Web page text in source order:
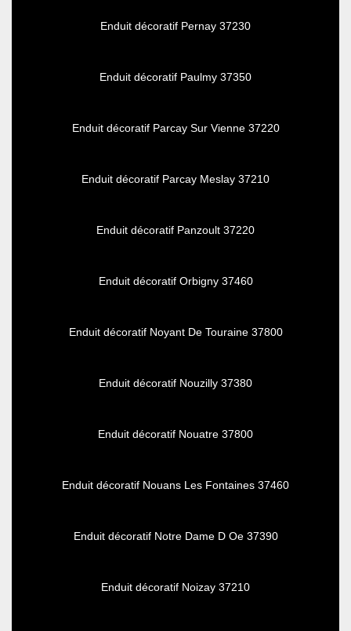
Enduit décoratif Pernay 37230
Enduit décoratif Paulmy 37350
Enduit décoratif Parcay Sur Vienne 37220
Enduit décoratif Parcay Meslay 37210
Enduit décoratif Panzoult 37220
Enduit décoratif Orbigny 37460
Enduit décoratif Noyant De Touraine 37800
Enduit décoratif Nouzilly 37380
Enduit décoratif Nouatre 37800
Enduit décoratif Nouans Les Fontaines 37460
Enduit décoratif Notre Dame D Oe 37390
Enduit décoratif Noizay 37210